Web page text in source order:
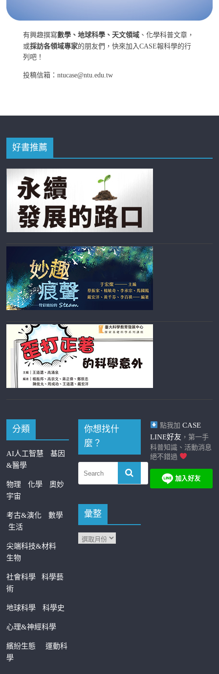
有興趣撰寫數學、地球科學、天文領域 、化學科普文章，
或採訪各領域專家的朋友們，快來加入CASE報科學的行
列吧！
投稿信箱：ntucase@ntu.edu.tw
好書推薦
分類
AI人工智慧
基因
&醫學
物理 化學
奧妙
宇宙
考古&演化
數學
生活
尖端科技&材料
生物
社會科學科學藝
術
地球科學 科學史
心理&神經科學
繽紛生態運動科
學
你想找什
麼？
彙整
點我加 CASE
LINE好友 ，第一手
科普知識、活動消息
絕不錯過